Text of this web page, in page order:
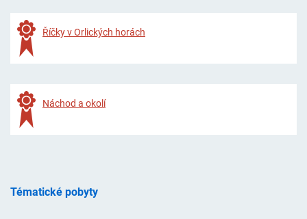
Říčky v Orlických horách
Náchod a okolí
Tématické pobyty